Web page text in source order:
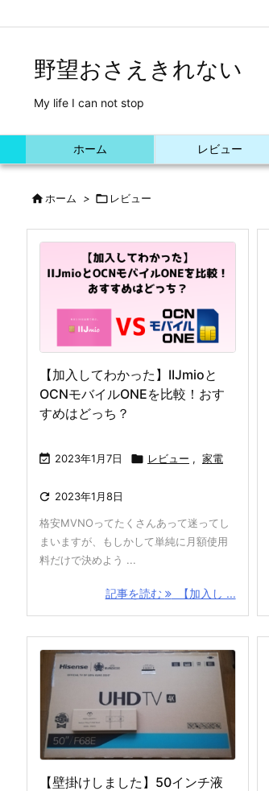
野望おさえきれない
My life I can not stop
ホーム レビュー
ホーム >  レビュー
【加入してわかった】IIJmioと
OCNモバイルONEを比較！おす
すめはどっち？
 2023年1月7日  レビュー , 家電
 2023年1月8日
格安MVNOってたくさんあって迷ってし
まいますが、もしかして単純に月額使用
料だけで決めよう ...
記事を読む 【加入し ...
【壁掛けしました】50インチ液